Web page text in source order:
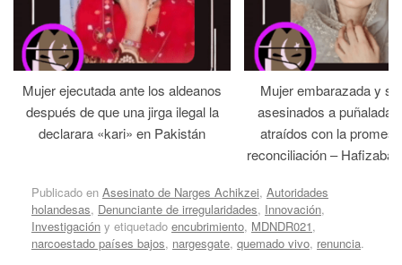
Mujer ejecutada ante los aldeanos
después de que una jirga ilegal la
declarara «kari» en Pakistán
Mujer embarazada y
asesinados a
atraídos con la
reconciliación –
Publicado en Asesinato de Narges Achikzei, Autoridades
holandesas, Denunciante de irregularidades, Innovación,
Investigación y etiquetado encubrimiento, MDNDR021,
narcoestado países bajos, nargesgate, quemado vivo, renuncia.